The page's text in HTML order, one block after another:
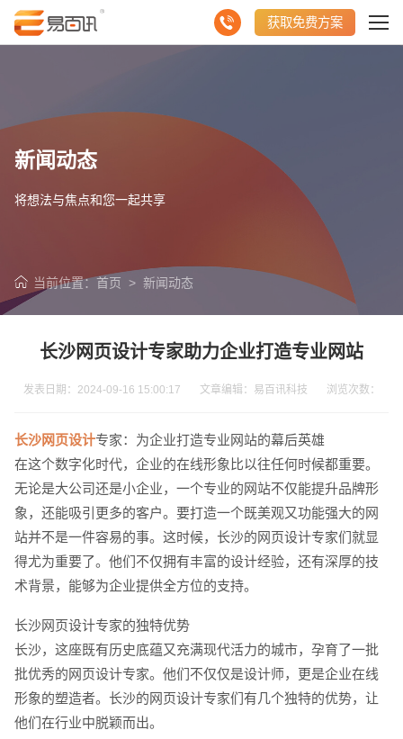
获取免费方案
新闻动态
将想法与焦点和您一起共享
当前位置： 首页 > 新闻动态
长沙网页设计专家助力企业打造专业网站
发表日期：2024-09-16 15:00:17 文章编辑：易百讯科技 浏览次数：
长沙网页设计专家：为企业打造专业网站的幕后英雄
在这个数字化时代，企业的在线形象比以往任何时候都重要。
无论是大公司还是小企业，一个专业的网站不仅能提升品牌形
象，还能吸引更多的客户。要打造一个既美观又功能强大的网
站并不是一件容易的事。这时候，长沙的网页设计专家们就显
得尤为重要了。他们不仅拥有丰富的设计经验，还有深厚的技
术背景，能够为企业提供全方位的支持。
长沙网页设计专家的独特优势
长沙，这座既有历史底蕴又充满现代活力的城市，孕育了一批
批优秀的网页设计专家。他们不仅仅是设计师，更是企业在线
形象的塑造者。长沙的网页设计专家们有几个独特的优势，让
他们在行业中脱颖而出。